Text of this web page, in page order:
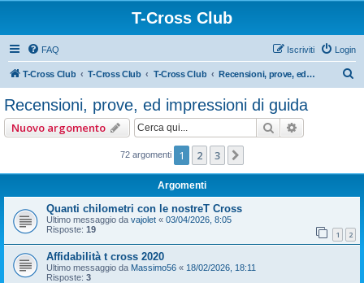
T-Cross Club
FAQ Login
Iscriviti
T-Cross Club T-Cross Club T-Cross Club Recensioni, prove, ed impressioni di guida
Recensioni, prove, ed impressioni di guida
Nuovo argomento Cerca
72 argomenti 1 2 3
Argomenti
Quanti chilometri con le nostreT Cross
Ultimo messaggio da vajolet « 03/04/2026, 8:05
Risposte: 19 1 2
Affidabilità t cross 2020
Ultimo messaggio da Massimo56 « 18/02/2026, 18:11
Risposte: 3